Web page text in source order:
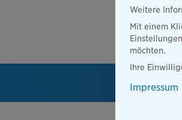
Weitere
Mit einem
möchten.
Ihre
Impressum